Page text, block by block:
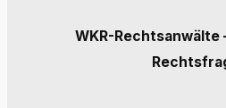
WKR-Rechtsanwälte